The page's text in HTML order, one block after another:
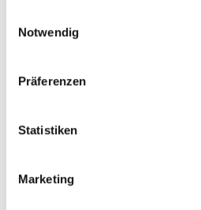
Notwendig
Präferenzen
Statistiken
Marketing
www.latsch-martell.it
Karte & Höhenprofil